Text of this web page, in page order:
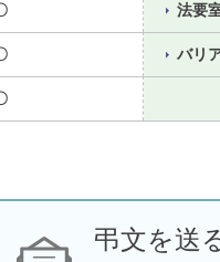
法要
バリ
弔文を送